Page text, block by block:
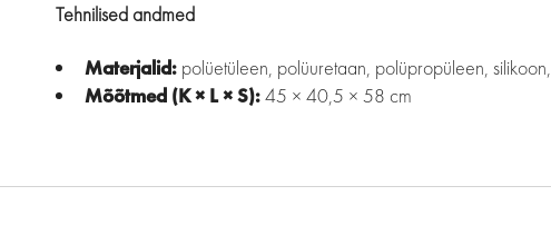
Tehnilised andmed
Materjalid: polüetüleen, polüuretaan, polüpropüleen,
Mõõtmed (K × L × S):45 × 40,5 × 58 cm